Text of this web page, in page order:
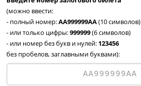
(можно ввести:
- полный номер:АА999999АА(10 символов)
- или только цифры:999999(6 символов)
- или номер без букв и нулей: 123456
без пробелов, заглавными буквами):